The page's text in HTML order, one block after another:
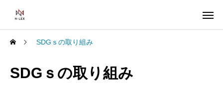
SDGｓの取り組み
SDGｓの取り組み